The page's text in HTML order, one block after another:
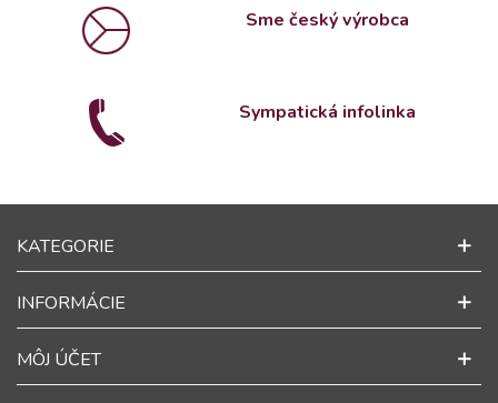
Sme český výrobca
Sympatická infolinka
KATEGORIE
INFORMÁCIE
MÔJ ÚČET